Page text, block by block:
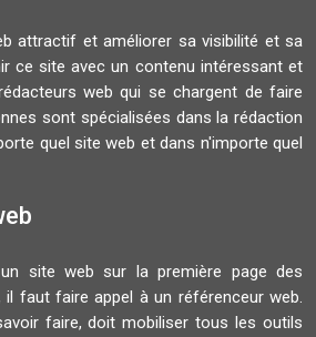
attractif et améliorer sa visibilité et sa
ce site avec un contenu intéressant et
web qui se chargent de faire
sont spécialisées dans la rédaction
quel site web et dans n'importe quel
site web sur la première page des
faut faire appel à un référenceur web.
faire, doit mobiliser tous les outils